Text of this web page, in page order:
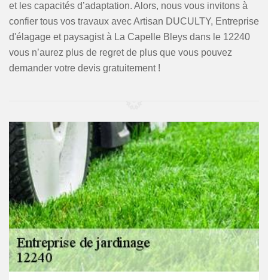
et les capacités d’adaptation. Alors, nous vous invitons à
confier tous vos travaux avec Artisan DUCULTY, Entreprise
d'élagage et paysagist à La Capelle Bleys dans le 12240
vous n’aurez plus de regret de plus que vous pouvez
demander votre devis gratuitement !